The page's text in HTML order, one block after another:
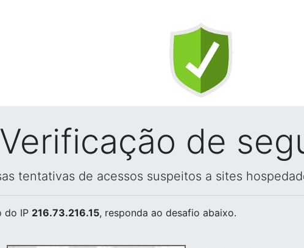
Verificação de
tentativas de acessos suspeitos a sites
do IP 216.73.216.15, responda ao desafio abaixo.